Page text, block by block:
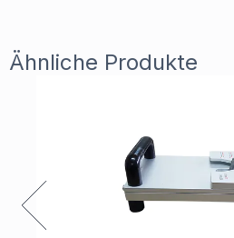
Ähnliche Produkte